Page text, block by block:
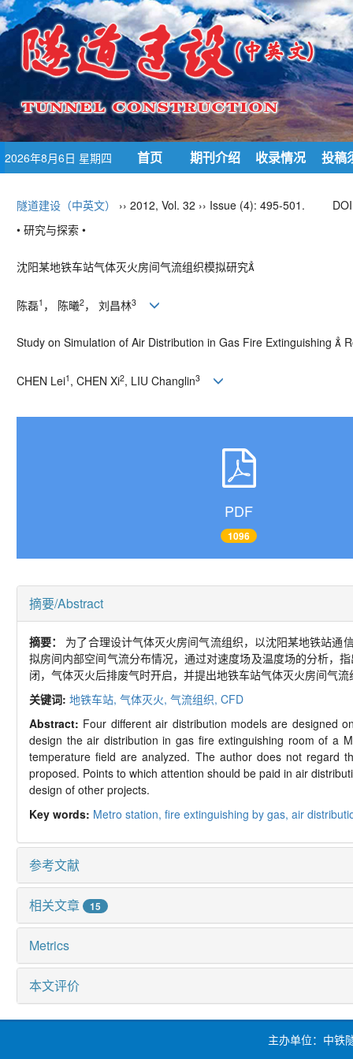
2026年8月6日 星期四 首页 期刊介绍 收录情况 投稿
隧道建设（中英文） ›› 2012, Vol. 32 ›› Issue (4): 495-501.
• 研究与探索 •
沈阳某地铁车站气体灭火房间气流组织模拟研究
陈磊1 ， 陈曦2， 刘昌林3
Study on Simulation of Air Distribution in Gas Fire Extinguishing 
CHEN Lei1 , CHEN Xi2, LIU Changlin3
PDF
1096
摘要/Abstract
摘要： 为了合理设计气体灭火房间气流组织，以沈阳某地铁站通
拟房间内部空间气流分布情况，通过对速度场及温度场的分析，
闭，气体灭火后排废气时开启，并提出地铁车站气体灭火房间气
关键词: 地铁车站, 气体灭火, 气流组织, CFD
Abstract: Four different air distribution models are designed
design the air distribution in gas fire extinguishing room of a
temperature field are analyzed. The author does not regard
proposed. Points to which attention should be paid in air
design of other projects.
Key words: Metro station, fire extinguishing by gas, air
参考文献
相关文章 15
Metrics
本文评价
主办单位：中铁